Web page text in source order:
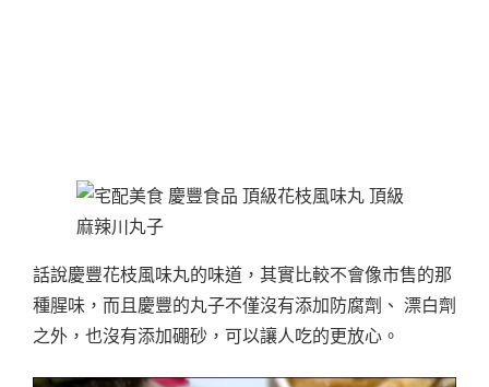
話說慶豐花枝風味丸的味道，其實比較不會像市售的那
種腥味，而且慶豐的丸子不僅沒有添加防腐劑、 漂白劑
之外，也沒有添加硼砂，可以讓人吃的更放心。